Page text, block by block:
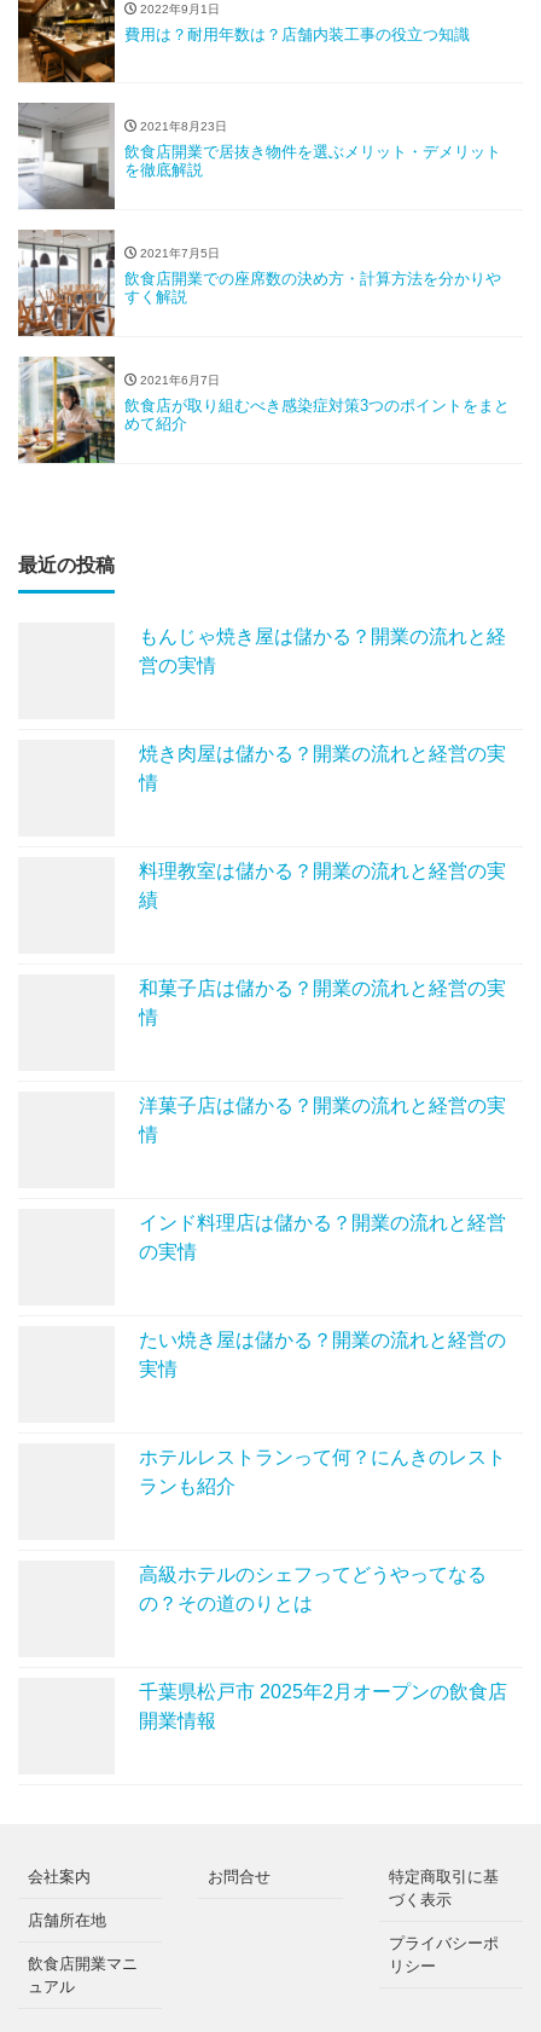
2022年9月1日
費用は？耐用年数は？店舗内装工事の役立つ知識
2021年8月23日
飲食店開業で居抜き物件を選ぶメリット・デメリット
を徹底解説
2021年7月5日
飲食店開業での座席数の決め方・計算方法を分かりや
すく解説
2021年6月7日
飲食店が取り組むべき感染症対策3つのポイントをまと
めて紹介
最近の投稿
もんじゃ焼き屋は儲かる？開業の流れと経
営の実情
焼き肉屋は儲かる？開業の流れと経営の実
情
料理教室は儲かる？開業の流れと経営の実
績
和菓子店は儲かる？開業の流れと経営の実
情
洋菓子店は儲かる？開業の流れと経営の実
情
インド料理店は儲かる？開業の流れと経営
の実情
たい焼き屋は儲かる？開業の流れと経営の
実情
ホテルレストランって何？にんきのレスト
ランも紹介
高級ホテルのシェフってどうやってなる
の？その道のりとは
千葉県松戸市 2025年2月オープンの飲食店
開業情報
会社案内
店舗所在地
飲食店開業マニ
ュアル
お問合せ
特定商取引に基
づく表示
プライバシーポ
リシー